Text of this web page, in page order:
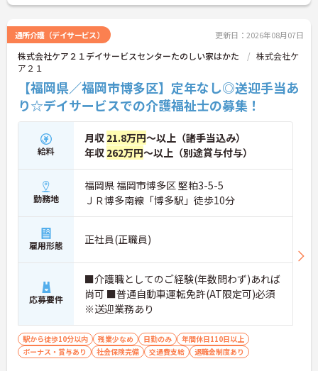
通所介護（デイサービス） 更新日：2026年08月07日
株式会社ケア２１デイサービスセンターたのしい家はかた
株式会社ケ
ア２１
【福岡県／福岡市博多区】定年なし◎送迎手当あ
り☆デイサービスでの介護福祉士の募集！
給料
月収 21.8万円～以上（諸手当込み）
年収 262万円～以上（別途賞与付与）
勤務地
福岡県 福岡市博多区 堅粕3-5-5
ＪＲ博多南線「博多駅」徒歩10分
雇用形態 正社員(正職員)
応募要件
■介護職としてのご経験(年数問わず)あれば
尚可 ■普通自動車運転免許(AT限定可)必須
※送迎業務あり
駅から徒歩10分以内 残業少なめ 日勤のみ
年間休日110日以上
ボーナス・賞与あり
社会保険完備 交通費支給 退職金制度あり